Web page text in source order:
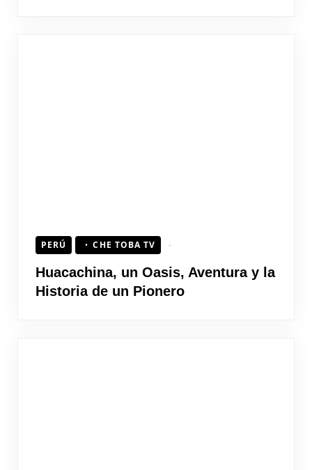
PERÚ CHE TOBA TV
Huacachina, un Oasis, Aventura y la
Historia de un Pionero